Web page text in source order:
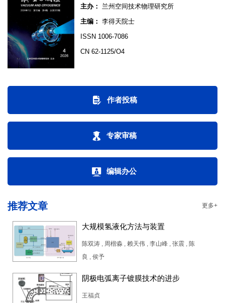
主办：
兰州空间技术物理研究所
主编： 李得天院士
ISSN 1006-7086
CN 62-1125/O4
作者投稿
专家审稿
编辑办公
推荐文章 更多+
大规模氢液化方法与装置
陈双涛 , 周楷淼 , 赖天伟 , 李山峰 , 张震 , 陈
良 , 侯予
阴极电弧离子镀膜技术的进步
王福贞